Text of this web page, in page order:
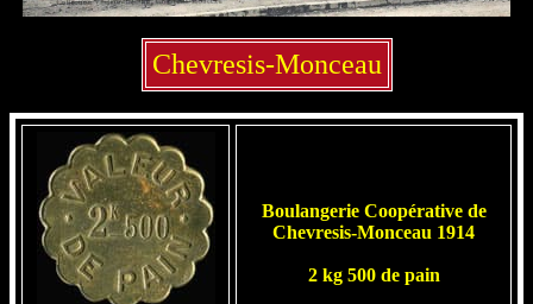
Chevresis-Monceau
Boulangerie Coopérative de
Chevresis-Monceau 1914
2 kg 500 de pain